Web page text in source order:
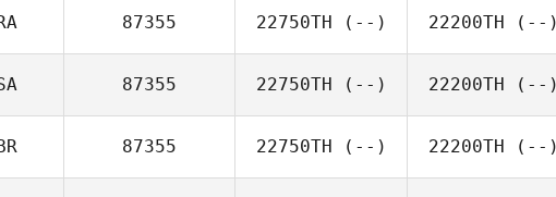
87355 22750TH (--) 22200TH (--)
87355 22750TH (--) 22200TH (--)
87355 22750TH (--) 22200TH (--)